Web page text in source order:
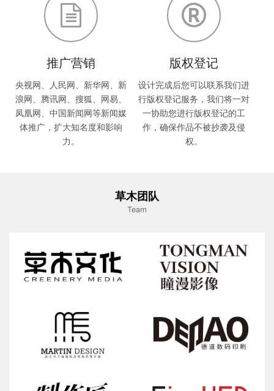
推广营销
央视网、人民网、新华网、新
浪网、腾讯网、搜狐、网易、
凤凰网、中国新闻网等新闻媒
体推广，扩大知名度和影响
力。
版权登记
设计完成后您可以联系我们进
行版权登记服务，我们将一对
一协助您进行版权登记的工
作，确保作品不被抄袭及侵
权。
草木团队
Team